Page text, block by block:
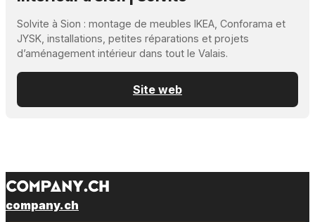
Solvite à Sion : montage de meubles IKEA, Conforama et
JYSK, installations, petites réparations et projets
d’aménagement intérieur dans tout le Valais.
Site web
company.ch